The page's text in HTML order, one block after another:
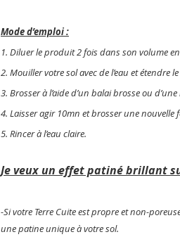
Mode d’emploi :
1. Diluer le produit 2 fois dans son volume
2. Mouiller votre sol avec de l’eau et étendre
3. Brosser à l’aide d’un balai brosse ou
4. Laisser agir 10mn et brosser une nouvelle
5. Rincer à l’eau claire.
Je veux un effet patiné brillant
-Si votre Terre Cuite est propre et non-
une patine unique à votre sol.